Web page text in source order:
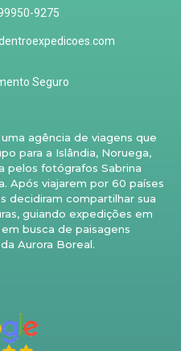
9275
Seguro
agência de viagens que
para a Islândia, Noruega,
pelos fotógrafos Sabrina
Após viajarem por 60 países
decidiram compartilhar sua
guiando expedições em
busca de paisagens
Aurora Boreal.